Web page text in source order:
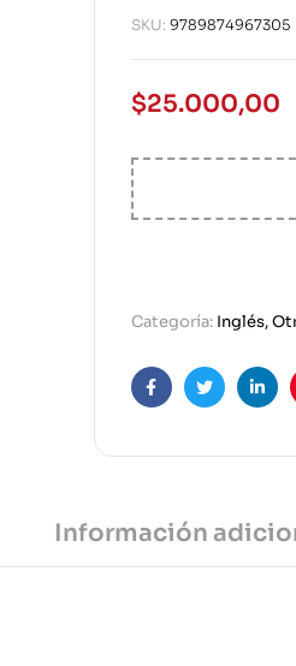
SKU: 9789874967305
$25.000,00
Categoría: Inglés,
FacebookTwitter
Información